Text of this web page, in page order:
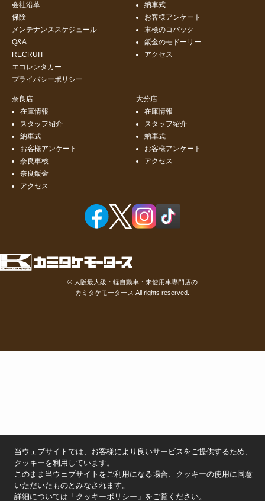
会社沿革
保険
メンテナンススケジュール
Q&A
RECRUIT
エコレンタカー
プライバシーポリシー
納車式
お客様アンケート
車検のコバック
鈑金のモドーリー
アクセス
奈良店
在庫情報
スタッフ紹介
納車式
お客様アンケート
奈良車検
奈良鈑金
アクセス
大分店
在庫情報
スタッフ紹介
納車式
お客様アンケート
アクセス
© 大阪最大級・軽自動車・未使用車専門店の
カミタケモータース All rights reserved.
当ウェブサイトでは、お客様により良いサービスをご提供するため、
クッキーを利用しています。
このまま当ウェブサイトをご利用になる場合、クッキーの使用に同意
いただいたものとみなされます。
詳細については「クッキーポリシー 」をご覧ください。